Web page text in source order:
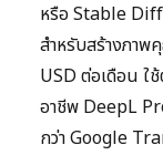
หรือ Stable
สำหรับสร้างภา
USD ต่อเดือน ใ
อาชีพ DeepL
กว่า Google